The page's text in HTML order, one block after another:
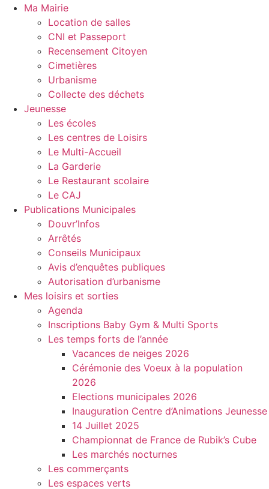
Ma Mairie
Location de salles
CNI et Passeport
Recensement Citoyen
Cimetières
Urbanisme
Collecte des déchets
Jeunesse
Les écoles
Les centres de Loisirs
Le Multi-Accueil
La Garderie
Le Restaurant scolaire
Le CAJ
Publications Municipales
Douvr’Infos
Arrêtés
Conseils Municipaux
Avis d’enquêtes publiques
Autorisation d’urbanisme
Mes loisirs et sorties
Agenda
Inscriptions Baby Gym & Multi Sports
Les temps forts de l’année
Vacances de neiges 2026
Cérémonie des Voeux à la population
2026
Elections municipales 2026
Inauguration Centre d’Animations Jeunesse
14 Juillet 2025
Championnat de France de Rubik’s Cube
Les marchés nocturnes
Les commerçants
Les espaces verts